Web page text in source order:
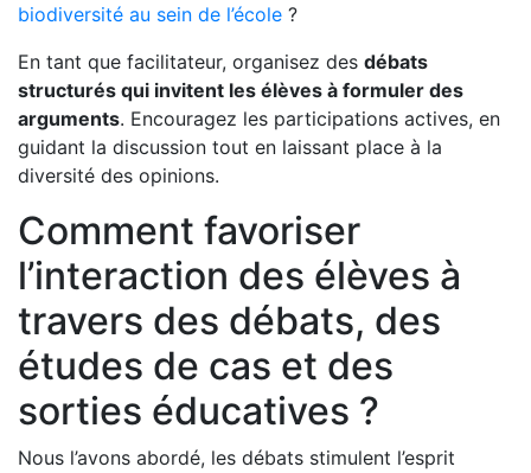
biodiversité au sein de l’école ?
En tant que facilitateur, organisez des débats
structurés qui invitent les élèves à formuler des
arguments. Encouragez les participations actives, en
guidant la discussion tout en laissant place à la
diversité des opinions.
Comment favoriser
l’interaction des élèves à
travers des débats, des
études de cas et des
sorties éducatives ?
Nous l’avons abordé, les débats stimulent l’esprit